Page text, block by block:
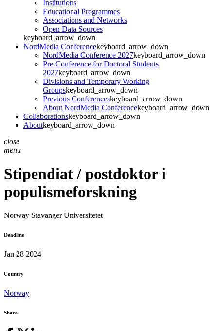
Institutions
Educational Programmes
Associations and Networks
Open Data Sources
keyboard_arrow_down
NordMedia Conferencekeyboard_arrow_down
NordMedia Conference 2027keyboard_arrow_down
Pre-Conference for Doctoral Students
2027keyboard_arrow_down
Divisions and Temporary Working
Groupskeyboard_arrow_down
Previous Conferenceskeyboard_arrow_down
About NordMedia Conferencekeyboard_arrow_down
Collaborationskeyboard_arrow_down
Aboutkeyboard_arrow_down
close
menu
Stipendiat / postdoktor i
populismeforskning
Norway Stavanger Universitetet
Deadline
Jan 28 2024
Country
Norway
Share